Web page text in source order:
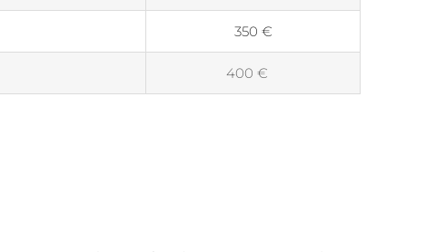
350 €
400 €